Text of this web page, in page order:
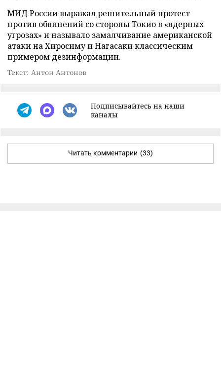
МИД Россиивыражалрешительный протест
против обвинений со стороны Токио в «ядерных
угрозах» и называло замалчивание американской
атаки на Хиросиму и Нагасаки классическим
примером дезинформации.
Текст: Антон Антонов
Подписывайтесь на наши
каналы
Читать комментарии (33)